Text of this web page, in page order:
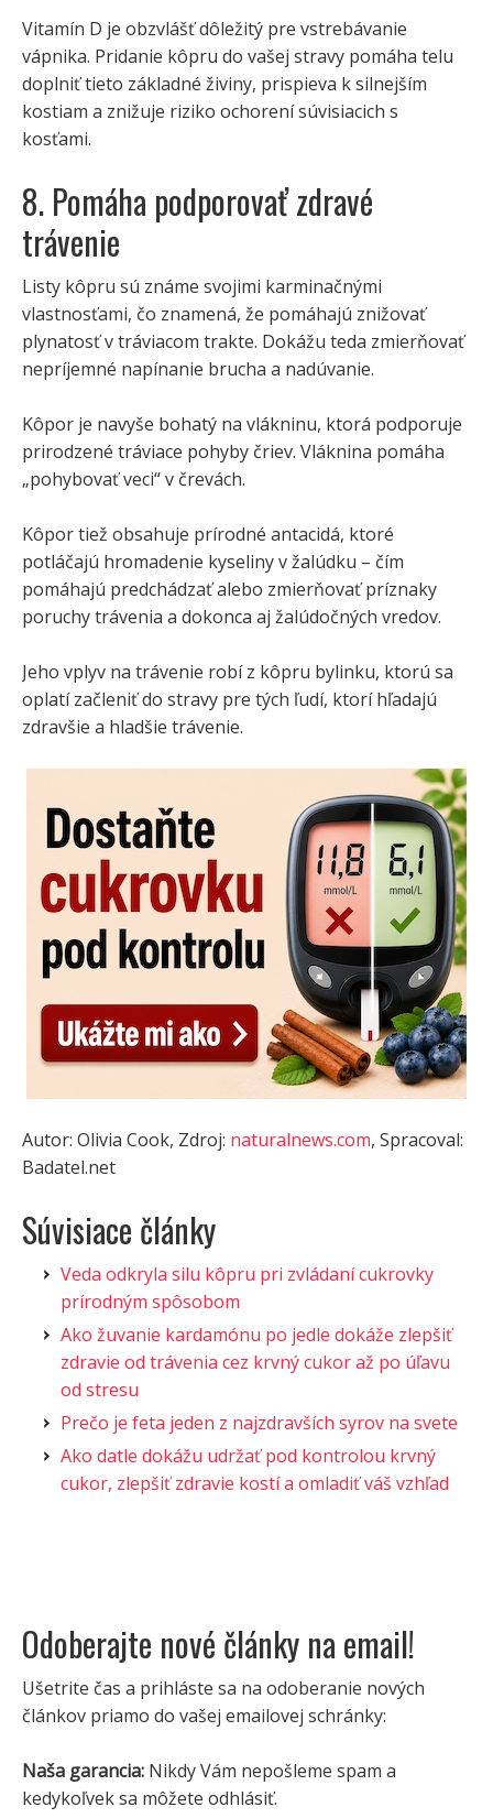
Vitamín D je obzvlášť dôležitý pre vstrebávanie
vápnika. Pridanie kôpru do vašej stravy pomáha telu
doplniť tieto základné živiny, prispieva k silnejším
kostiam a znižuje riziko ochorení súvisiacich s
kosťami.
8. Pomáha podporovať zdravé
trávenie
Listy kôpru sú známe svojimi karminačnými
vlastnosťami, čo znamená, že pomáhajú znižovať
plynatosť v tráviacom trakte. Dokážu teda zmierňovať
nepríjemné napínanie brucha a nadúvanie.
Kôpor je navyše bohatý na vlákninu, ktorá podporuje
prirodzené tráviace pohyby čriev. Vláknina pomáha
„pohybovať veci“ v črevách.
Kôpor tiež obsahuje prírodné antacidá, ktoré
potláčajú hromadenie kyseliny v žalúdku – čím
pomáhajú predchádzať alebo zmierňovať príznaky
poruchy trávenia a dokonca aj žalúdočných vredov.
Jeho vplyv na trávenie robí z kôpru bylinku, ktorú sa
oplatí začleniť do stravy pre tých ľudí, ktorí hľadajú
zdravšie a hladšie trávenie.
Autor: Olivia Cook, Zdroj: naturalnews.com, Spracoval:
Badatel.net
Súvisiace články
Veda odkryla silu kôpru pri zvládaní cukrovky
prírodným spôsobom
Ako žuvanie kardamónu po jedle dokáže zlepšiť
zdravie od trávenia cez krvný cukor až po úľavu
od stresu
Prečo je feta jeden z najzdravších syrov na svete
Ako datle dokážu udržať pod kontrolou krvný
cukor, zlepšiť zdravie kostí a omladiť váš vzhľad
Odoberajte nové články na email!
Ušetrite čas a prihláste sa na odoberanie nových
článkov priamo do vašej emailovej schránky:
Naša garancia: Nikdy Vám nepošleme spam a
kedykoľvek sa môžete odhlásiť.